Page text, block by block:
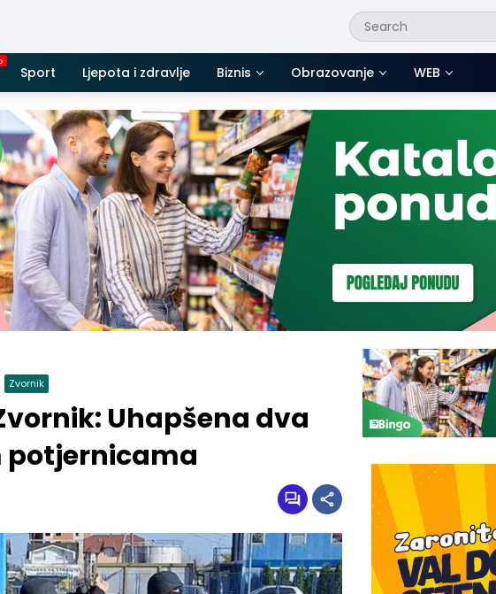
Sport Ljepota i zdravlje Biznis Obrazovanje WEB
Zvornik
Uhapšena dva
potjernicama